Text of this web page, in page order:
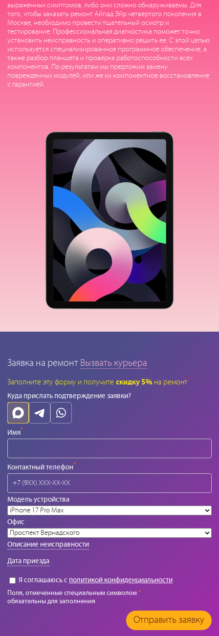
выраженных симптомов, либо они сложно обнаруживаемы. Для
того, чтобы заказать ремонт Айпад Эйр четвертого поколения в
Москве, необходимо провести тщательный осмотр и
тестирование. Профессиональная диагностика поможет точно
установить неисправность и оперативно решить ее. С этой целью
используется специализированное программное обеспечение, а
также разбор планшета и проверка работоспособности всех
компонентов. По результатам мы предложим замену
поврежденных модулей, или же их компонентное восстановление
с гарантией.
Заявка на ремонт Вызвать курьера
Заполните эту форму и получите скидку 5% на ремонт*
Куда прислать подтверждение заявки?
Имя*
Контактный телефон*
Модель устройства
Офис
Описание неисправности
Дата приезда
Я соглашаюсь с политикой конфиденциальности
Поля, отмеченные специальным символом*
обязательны для заполнения
Отправить заявку